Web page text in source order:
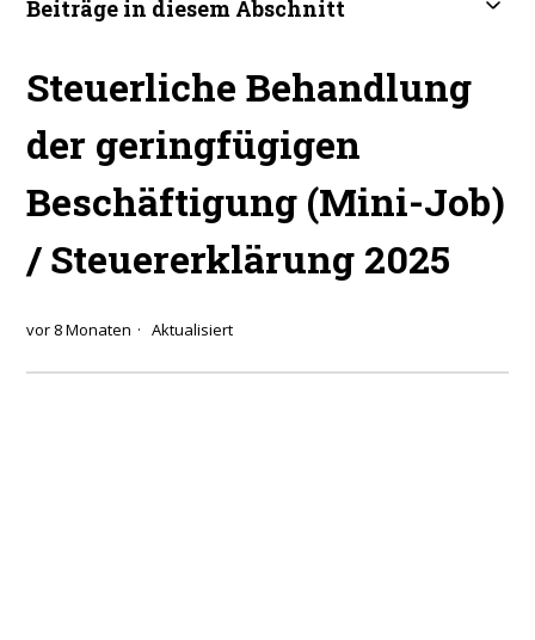
Beiträge in diesem Abschnitt
Steuerliche Behandlung
der geringfügigen
Beschäftigung (Mini-Job)
/ Steuererklärung 2025
vor 8 Monaten Aktualisiert